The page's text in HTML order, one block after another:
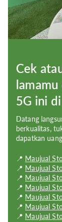
Selfie Camera
Bluetooth:
SIM:Dual Nano-
Storage
Display Size:
Display Type:
Weight:180 g
Cek
5G ini
Datang
berkualitas,
dapatkan
📍 Maujual
📍 Maujual
📍 Maujual
📍 Maujual
📍 Maujual
📍 Maujual
📍 Maujual